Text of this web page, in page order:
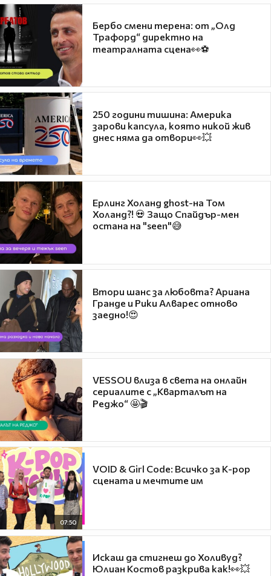
Бербо смени терена: от „Олд
Трафорд“ директно на
театралната сцена👀⚽
250 години тишина: Америка
зарови капсула, която никой жив
днес няма да отвори👀💥
Ерлинг Холанд ghost-на Том
Холанд?! 💀 Защо Спайдър-мен
остана на "seen"😅
Втори шанс за любовта? Ариана
Гранде и Рики Алварес отново
заедно!😍
VESSOU влиза в света на онлайн
сериалите с „Кварталът на
Реджо“ 🤩🎬
07:50
VOID & Girl Code: Всичко за K-pop
сцената и мечтите им
Искаш да стигнеш до Холивуд?
Юлиан Костов разкрива как!👀💥